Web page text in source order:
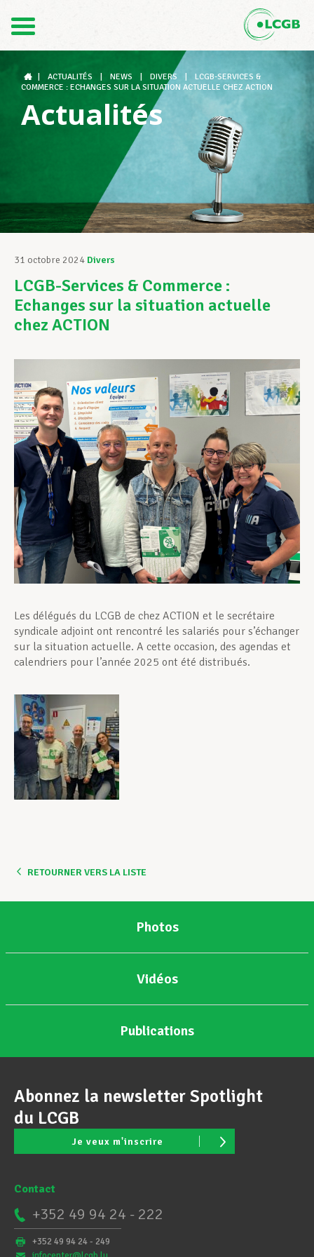
DE
Le LCGB
Structures syndicales
Assistance au Travail
Vos droits
Développement professionnel
Devenir Membre
Actualités
ACTUALITÉS NEWS DIVERS
LCGB-SERVICES &
COMMERCE : ECHANGES SUR LA SITUATION ACTUELLE CHEZ ACTION
Actualités
31 octobre 2024 Divers
LCGB-Services & Commerce :
Echanges sur la situation actuelle
chez ACTION
Les délégués du LCGB de chez ACTION et le secrétaire
syndicale adjoint ont rencontré les salariés pour s’échanger
sur la situation actuelle. A cette occasion, des agendas et
calendriers pour l’année 2025 ont été distribués.
RETOURNER VERS LA LISTE
Photos
Vidéos
Publications
Abonnez la newsletter Spotlight
du LCGB
Je veux m'inscrire
Contact
+352 49 94 24 - 222
+352 49 94 24 - 249